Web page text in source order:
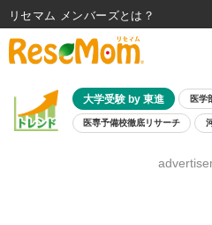
大学受験 by 東進 医学
医専予備校徹底リサーチ
8月開催学校説明
リセマム メンバーズ